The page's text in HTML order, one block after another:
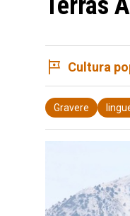
tour Cultura
Gravere